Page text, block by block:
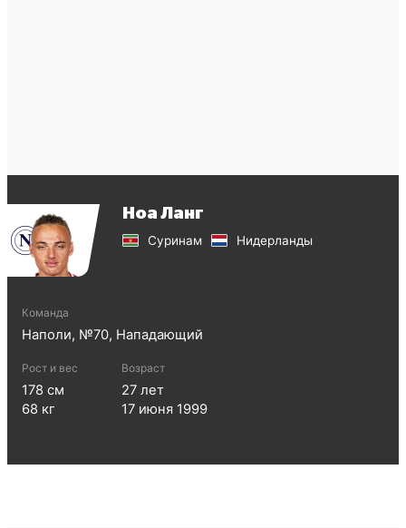
Ноа Ланг
Суринам Нидерланды
Команда
Наполи, №70, Нападающий
Рост и вес
178 см
68 кг
Возраст
27 лет
17 июня 1999